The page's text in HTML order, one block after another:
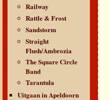
Railway
Rattle & Frost
Sandstorm
Straight
Flush/Ambrozia
The Square Circle
Band
Tarantula
Uitgaan in Apeldoorn